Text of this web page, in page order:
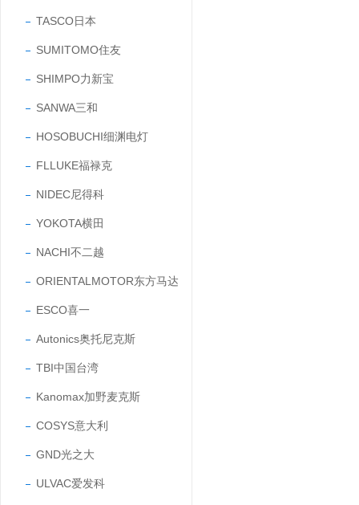
TASCO日本
SUMITOMO住友
SHIMPO力新宝
SANWA三和
HOSOBUCHI细渊电灯
FLLUKE福禄克
NIDEC尼得科
YOKOTA横田
NACHI不二越
ORIENTALMOTOR东方马达
ESCO喜一
Autonics奥托尼克斯
TBI中国台湾
Kanomax加野麦克斯
COSYS意大利
GND光之大
ULVAC爱发科